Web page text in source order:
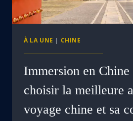
À LA UNE | CHINE
Immersion en
choisir la meilleure
voyage chine et sa